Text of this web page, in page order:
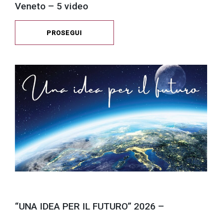
Veneto – 5 video
PROSEGUI
“UNA IDEA PER IL FUTURO” 2026 –